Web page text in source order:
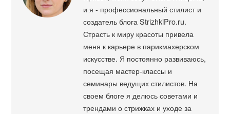
и я - профессиональный стилист и
создатель блога StrizhkiPro.ru.
Страсть к миру красоты привела
меня к карьере в парикмахерском
искусстве. Я постоянно развиваюсь,
посещая мастер-классы и
семинары ведущих стилистов. На
своем блоге я делюсь советами и
трендами о стрижках и уходе за